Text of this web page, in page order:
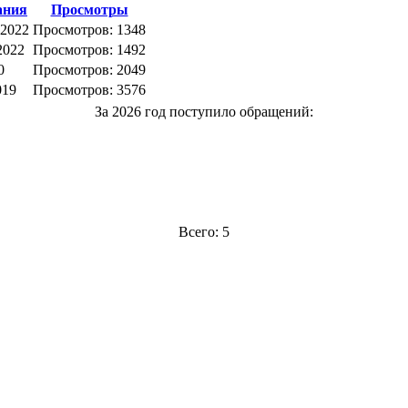
Просмотры
Просмотров: 1348
Просмотров: 1492
Просмотров: 2049
Просмотров: 3576
За 2026 год поступило обращений:
Всего: 5